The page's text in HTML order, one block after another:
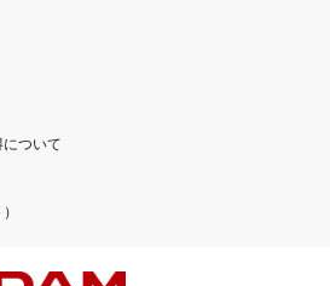
ついて